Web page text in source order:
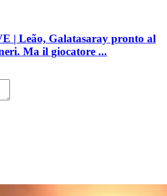
| Leão, Galatasaray pronto al
Ma il giocatore ...